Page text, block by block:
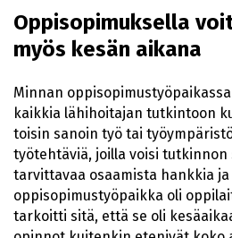
Oppisopimuksella
myös kesän aikana
Minnan
kaikkia lähihoitajan tutkintoon
toisin sanoin työ tai
työtehtäviä, joilla voisi tutkinnon
tarvittavaa osaamista hankkia
oppisopimustyöpaikka oli
tarkoitti sitä, että se oli